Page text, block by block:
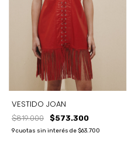
VESTIDO JOAN
$819.000 $573.300
9cuotas sin interés de $63.700